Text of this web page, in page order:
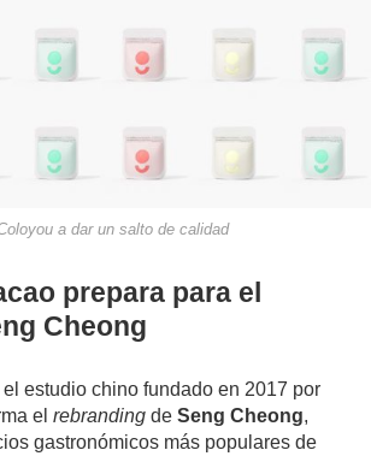
a dar un salto de calidad
prepara para el
Cheong
el estudio chino fundado en 2017 por
elrebranding de Seng Cheong,
gastronómicos más populares de